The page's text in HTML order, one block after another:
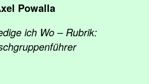
Powalla
ich Wo – Rubrik: